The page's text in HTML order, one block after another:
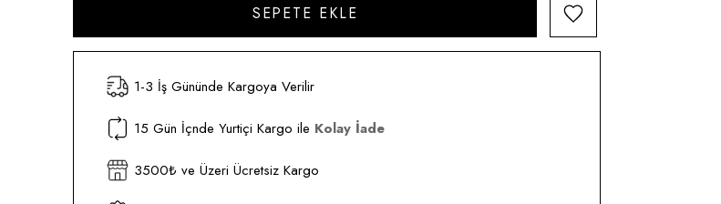
1-3 İş Gününde Kargoya Verilir
15 Gün İçnde Yurtiçi Kargo ile Kolay İade
3500₺ ve Üzeri Ücretsiz Kargo